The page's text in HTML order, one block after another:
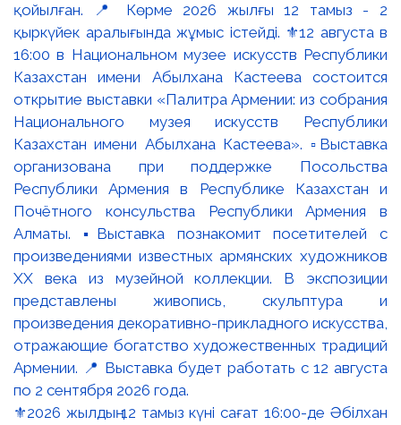
⚜️2026 жылдың 12 тамыз күні сағат 16:00-де Әбілхан